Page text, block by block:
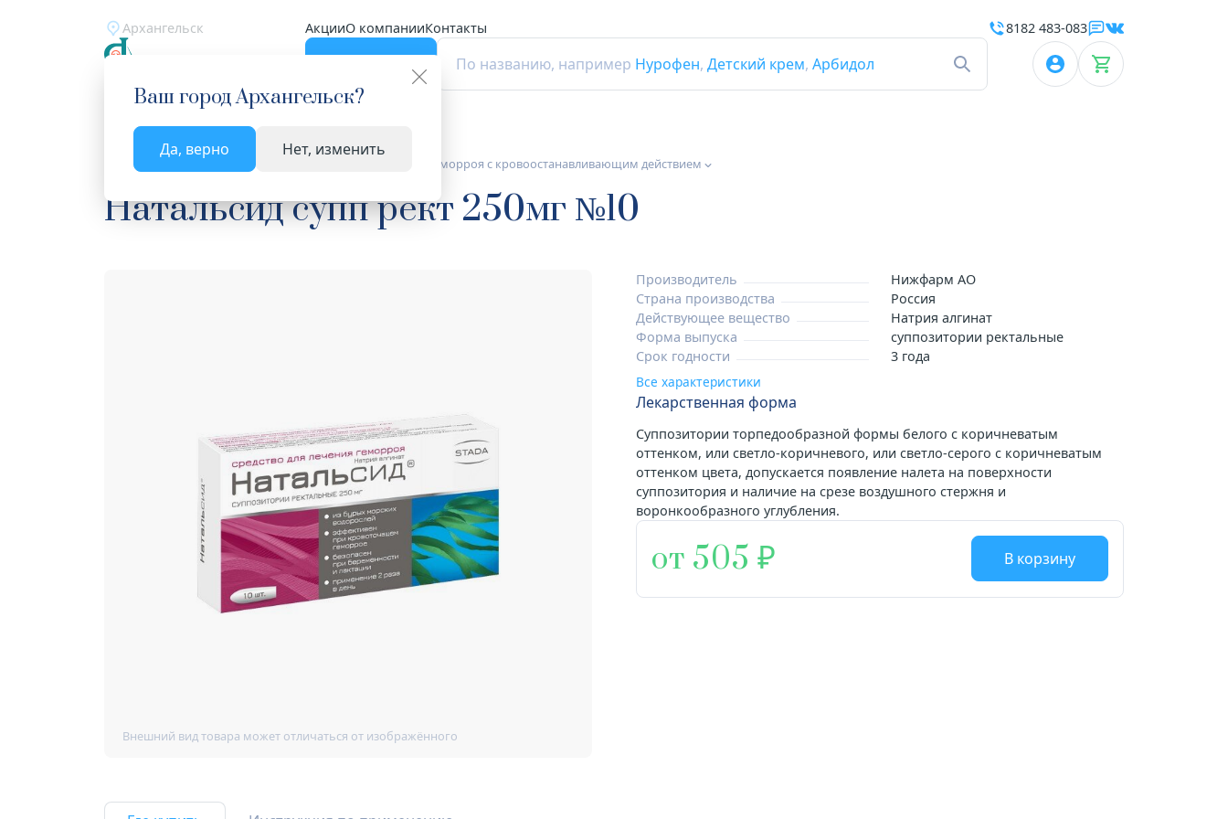
Архангельск АкцииО компанииКонтакты
По названию, например Нурофен, Детский крем, Арбидол
Ваш городАрхангельск?
Да, верно Нет, изменить
8182 483-083
Главная Каталог Лекарства и БАД Средства от геморроя с кровоостанавливающим действием
Натальсид супп рект 250мг №10
Производитель
Нижфарм АО
Страна производства
Россия
Действующее вещество
Натрия алгинат
Форма выпуска
cуппозитории ректальные
Срок годности
3 года
Все характеристики
Лекарственная форма
Суппозитории торпедообразной формы белого с коричневатым
оттенком, или светло-коричневого, или светло-серого с коричневатым
оттенком цвета, допускается появление налета на поверхности
суппозитория и наличие на срезе воздушного стержня и
воронкообразного углубления.
от 505 В корзину